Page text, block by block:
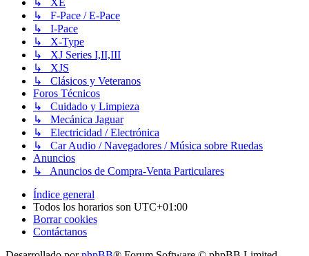
↳ F-Pace / E-Pace
↳ I-Pace
↳ X-Type
↳ XJ Series I,II,III
↳ XJS
↳ Clásicos y Veteranos
Foros Técnicos
↳ Cuidado y Limpieza
↳ Mecánica Jaguar
↳ Electricidad / Electrónica
↳ Car Audio / Navegadores / Música sobre Ruedas
Anuncios
↳ Anuncios de Compra-Venta Particulares
Índice general
Todos los horarios son UTC+01:00
Borrar cookies
Contáctanos